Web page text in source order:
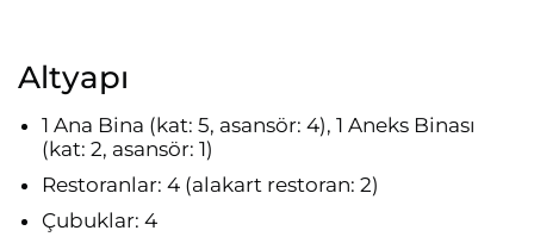
Altyapı
1 Ana Bina (kat: 5, asansör: 4), 1 Aneks Binası
(kat: 2, asansör: 1)
Restoranlar: 4 (alakart restoran: 2)
Çubuklar: 4